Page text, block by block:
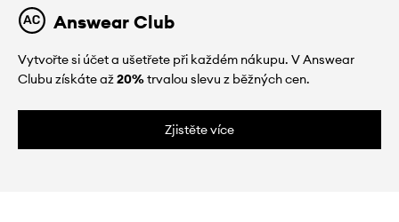
Answear Club
Vytvořte si účet a ušetřete při každém nákupu. V Answear
Clubu získáte až20%trvalou slevu z běžných cen.
Zjistěte více